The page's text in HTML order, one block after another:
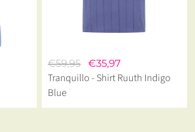
€59,95 €35,97
Tranquillo - Shirt Ruuth Indigo
Blue